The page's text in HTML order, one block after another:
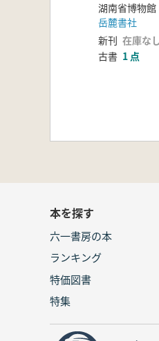
湖南省博物
岳麓書社
新刊 在庫な
古書 1 点
本を探す
六一書房の本
ランキング
特価図書
特集